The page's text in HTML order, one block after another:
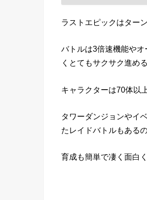
ラストエピックはター
バトルは3倍速機能や
くとてもサクサク進め
キャラクターは70体以
タワーダンジョンやイ
たレイドバトルもある
育成も簡単で凄く面白